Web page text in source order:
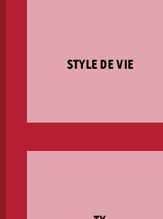
STYLE DE VIE